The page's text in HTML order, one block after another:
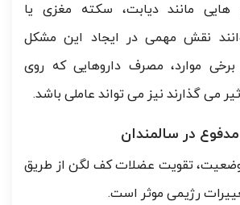
هایی مانند دیابت، سکته مغزی یا
نقش مهمی در ایجاد این مشکل
موارد، مصرف داروهایی که روی
می گذارند نیز می تواند عاملی باشد.
در سالمندان
وضعیت، تقویت عضلات کف لگن از طریق
رژیمی موثر است.